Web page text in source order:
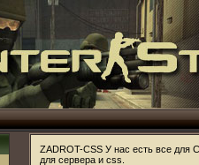
ZADROT-CSS У нас есть все для
для сервера и css.